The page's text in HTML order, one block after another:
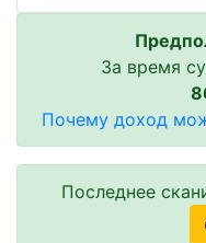
За время
Почему доход
Последнее